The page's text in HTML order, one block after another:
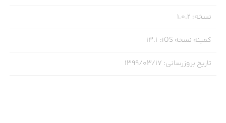
نسخه:
1.0.2
کمینه نسخه iOS :
13.1
تاریخ بروزرسانی: ۱۳۹۹/۰۳/۱۷